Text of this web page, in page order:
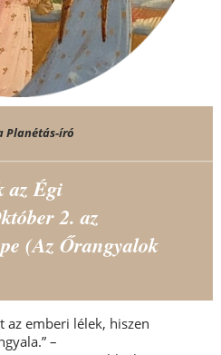
Planétás-író
az Égi
2. az
(Az Őrangyalok
az emberi lélek, hiszen
–